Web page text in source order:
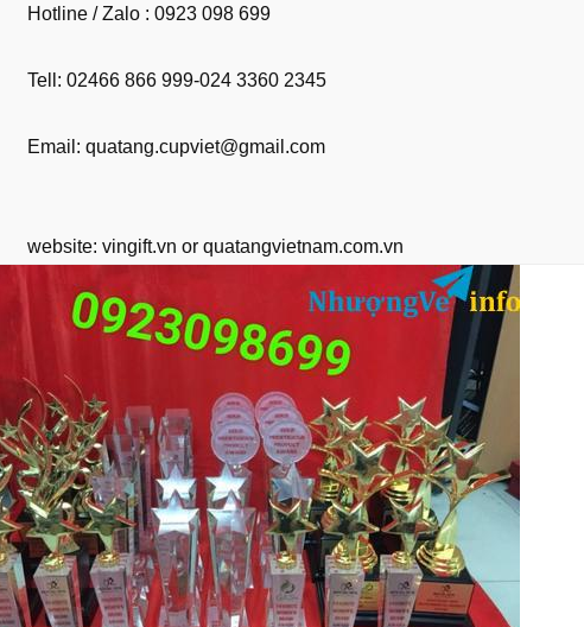
Hotline / Zalo : 0923 098 699
Tell: 02466 866 999-024 3360 2345
Email: quatang.cupviet@gmail.com
website: vingift.vn or quatangvietnam.com.vn